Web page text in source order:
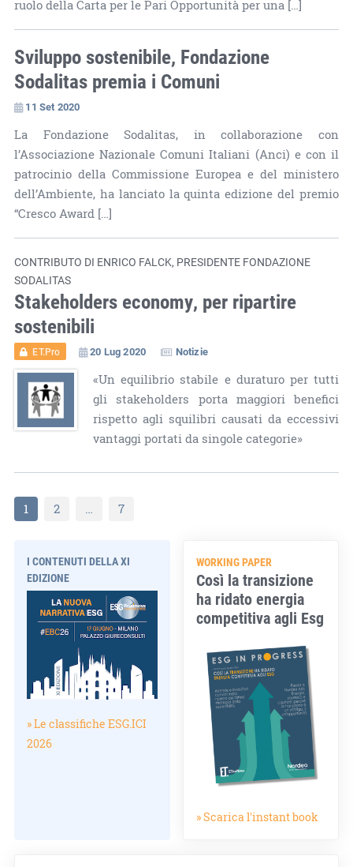
ruolo della Carta per le Pari Opportunità per una […]
Sviluppo sostenibile, Fondazione
Sodalitas premia i Comuni
11 Set 2020
La Fondazione Sodalitas, in collaborazione con
l’Associazione Nazionale Comuni Italiani (Anci) e con il
patrocinio della Commissione Europea e del ministero
dell’Ambiente, ha lanciato la quinta edizione del premio
“Cresco Award […]
CONTRIBUTO DI ENRICO FALCK, PRESIDENTE FONDAZIONE
SODALITAS
Stakeholders economy, per ripartire
sostenibili
ET.Pro 20 Lug 2020 Notizie
«Un equilibrio stabile e duraturo per tutti
gli stakeholders porta maggiori benefici
rispetto agli squilibri causati da eccessivi
vantaggi portati da singole categorie»
1 2 … 7
I CONTENUTI DELLA XI
EDIZIONE
» Le classifiche ESG.ICI
2026
WORKING PAPER
Così la transizione
ha ridato energia
competitiva agli Esg
» Scarica l'instant book